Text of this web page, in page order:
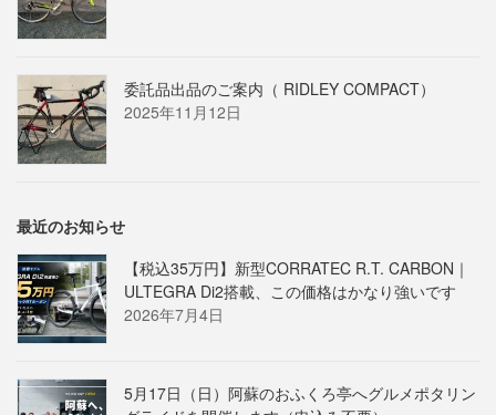
委託品出品のご案内（ RIDLEY COMPACT）
2025年11月12日
最近のお知らせ
【税込35万円】新型CORRATEC R.T. CARBON｜
ULTEGRA Di2搭載、この価格はかなり強いです
2026年7月4日
5月17日（日）阿蘇のおふくろ亭へグルメポタリン